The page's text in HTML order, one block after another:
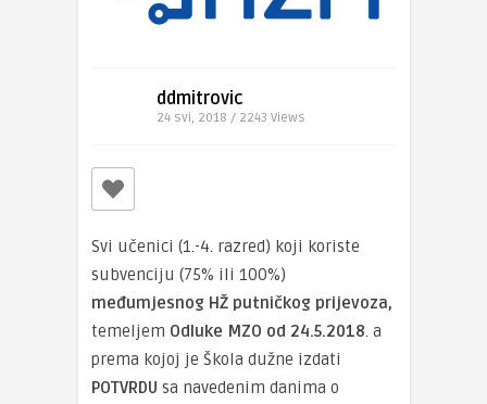
ddmitrovic
24 svi, 2018 / 2243 Views
Svi učenici (1.-4. razred) koji koriste
subvenciju (75% ili 100%)
međumjesnog HŽ putničkog prijevoza,
temeljem Odluke MZO od 24.5.2018. a
prema kojoj je Škola dužne izdati
POTVRDU sa navedenim danima o